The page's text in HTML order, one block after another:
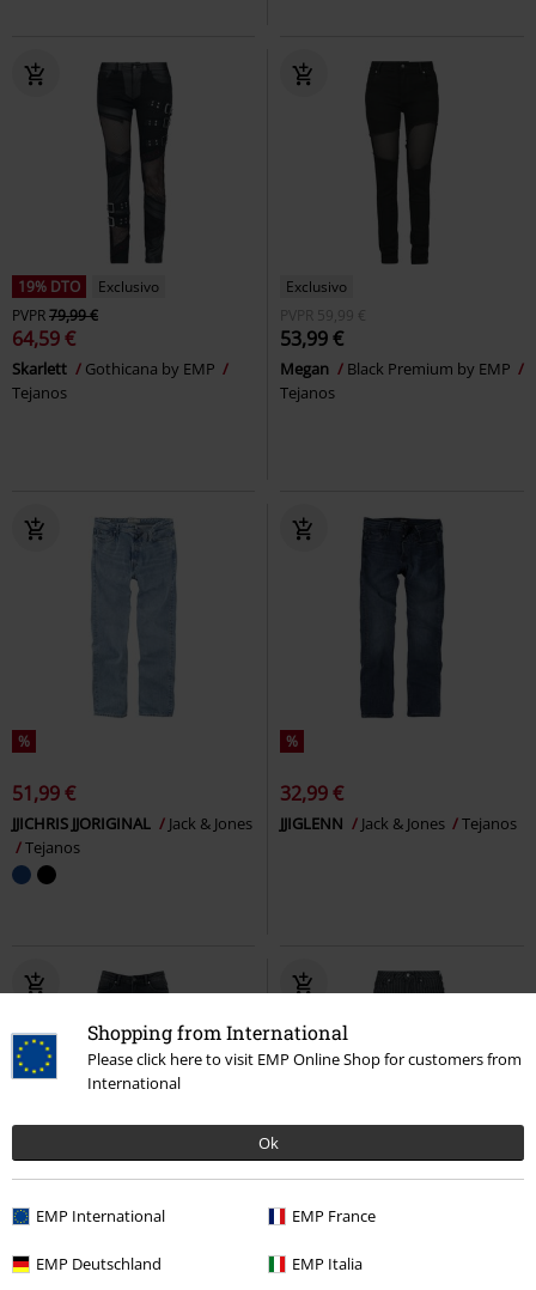
Shopping from International
Please click here to visit EMP Online Shop for customers from
International
Ok
EMP International EMP France
EMP Deutschland EMP Italia
19% DTO
Exclusivo
PVPR79,99 €
64,59 €
Skarlett
Gothicana by EMP
Tejanos
Exclusivo
PVPR
59,99 €
53,99 €
Megan
Black Premium by EMP
Tejanos
%
51,99 €
JJICHRIS JJORIGINAL
Jack & Jones
Tejanos
%
32,99 €
JJIGLENN Jack & Jones Tejanos
PVPR 49,99 €
Grace - Dark grey flared Jeans
PVPR49,99 €
Grace - Pinstripes